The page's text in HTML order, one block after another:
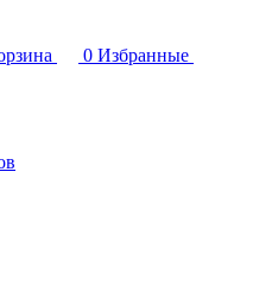
0 Избранные